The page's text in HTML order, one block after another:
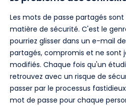
Les mots de passe partagés
matière de sécurité. C'est le
pourriez glisser dans un e-mail
partagés, compromis et ne sont
modifiés. Chaque fois qu'un
retrouvez avec un risque de
passer par le processus
mot de passe pour chaque